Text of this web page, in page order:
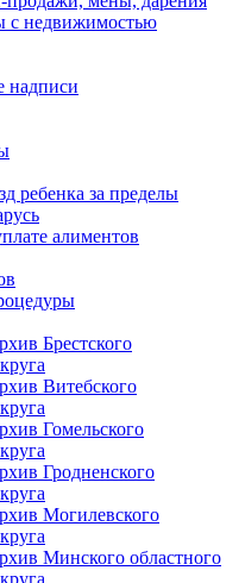
с недвижимостью
надписи
ребенка за пределы
алиментов
Брестского
Витебского
Гомельского
Гродненского
Могилевского
Минского областного